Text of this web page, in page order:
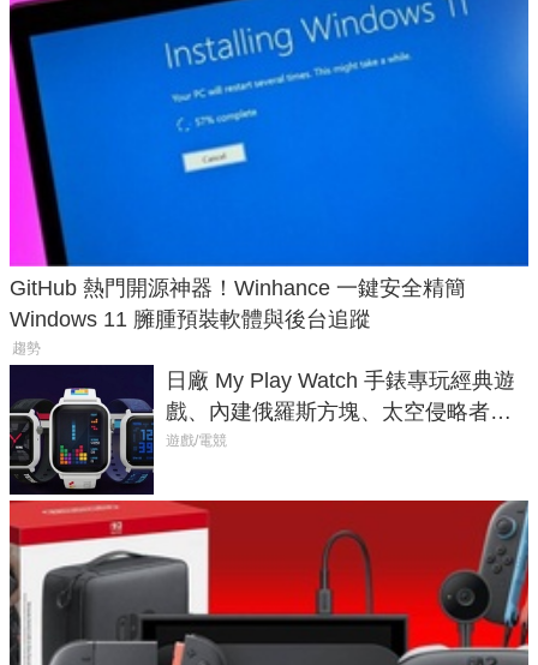
GitHub 熱門開源神器！Winhance 一鍵安全精簡
Windows 11 臃腫預裝軟體與後台追蹤
趨勢
日廠 My Play Watch 手錶專玩經典遊
戲、內建俄羅斯方塊、太空侵略者，
不過竟然不能連手機？
遊戲/電競